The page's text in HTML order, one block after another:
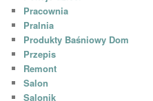
Pracownia
Pralnia
Produkty Baśniowy Dom
Przepis
Remont
Salon
Salonik